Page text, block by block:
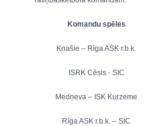
Komandu spēles
Knašie – Rīga ASK r.b.k.
ISRK Cēsis - SIC
Medņeva – ISK Kurzeme
Rīga ASK r.b.k. – SIC